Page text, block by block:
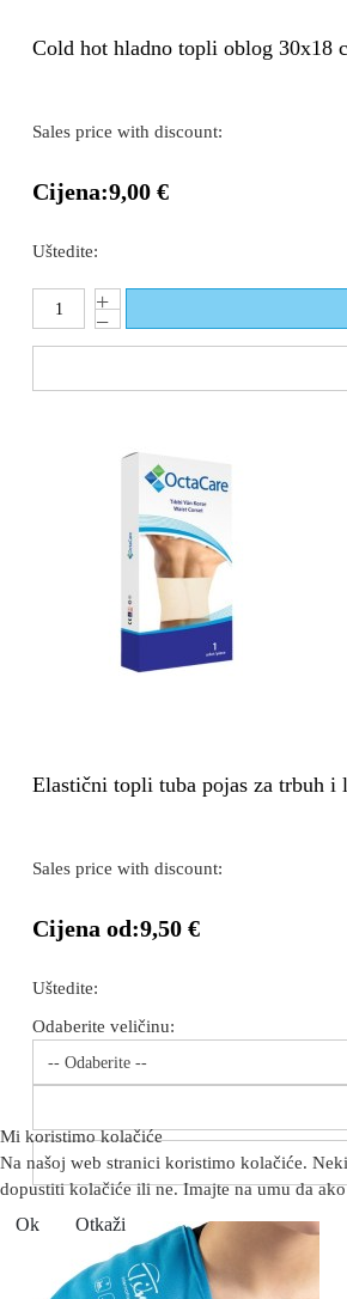
Cold hot hladno topli oblog 30x18
Sales price with discount:
Cijena:9,00 €
Uštedite:
Elastični topli tuba pojas za trbuh i
Sales price with discount:
Cijena od:9,50 €
Uštedite:
Odaberite veličinu:
-- Odaberite --
Mi koristimo kolačiće
Na našoj web stranici koristimo kolačiće.
dopustiti kolačiće ili ne. Imajte na umu da
Ok Otkaži